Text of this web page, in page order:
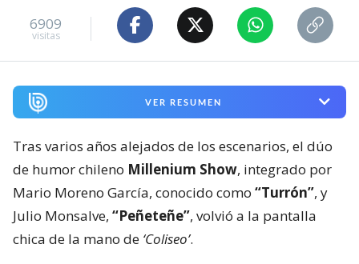
6909
visitas
VER RESUMEN
Tras varios años alejados de los escenarios, el dúo
de humor chileno Millenium Show, integrado por
Mario Moreno García, conocido como “Turrón”, y
Julio Monsalve, “Peñeteñe”, volvió a la pantalla
chica de la mano de ‘Coliseo’.